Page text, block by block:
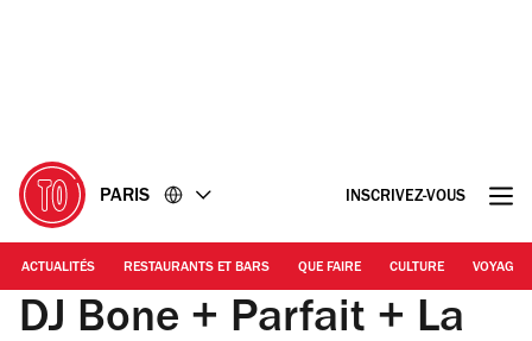
PARIS INSCRIVEZ-VOUS
ACTUALITÉS RESTAURANTS ET BARS QUE FAIRE CULTURE VOYAGE
DJ Bone + Parfait + La